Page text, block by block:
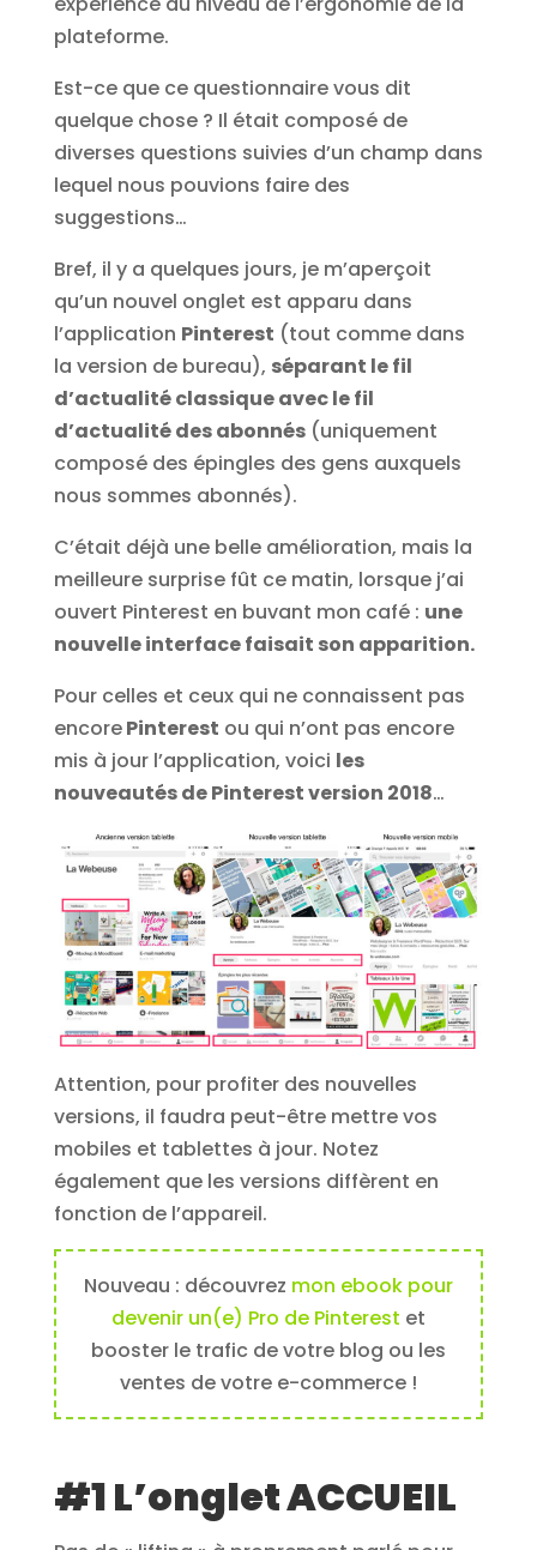
plateforme.
Est-ce que ce questionnaire vous dit
quelque chose ? Il était composé de
diverses questions suivies d’un champ dans
lequel nous pouvions faire des
suggestions…
Bref, il y a quelques jours, je m’aperçoit
qu’un nouvel onglet est apparu dans
l’application Pinterest (tout comme dans
la version de bureau), séparant le fil
d’actualité classique avec le fil
d’actualité des abonnés(uniquement
composé des épingles des gens auxquels
nous sommes abonnés).
C’était déjà une belle amélioration, mais la
meilleure surprise fût ce matin, lorsque j’ai
ouvert Pinterest en buvant mon café : une
nouvelle interface faisait son apparition.
Pour celles et ceux qui ne connaissent pas
encorePinterest ou qui n’ont pas encore
mis à jour l’application, voici les
nouveautés de Pinterest version 2018…
Attention, pour profiter des nouvelles
versions, il faudra peut-être mettre vos
mobiles et tablettes à jour. Notez
également que les versions diffèrent en
fonction de l’appareil.
Nouveau : découvrez mon ebook pour
devenir un(e) Pro de Pinterest et
booster le trafic de votre blog ou les
ventes de votre e-commerce !
#1 L’onglet ACCUEIL